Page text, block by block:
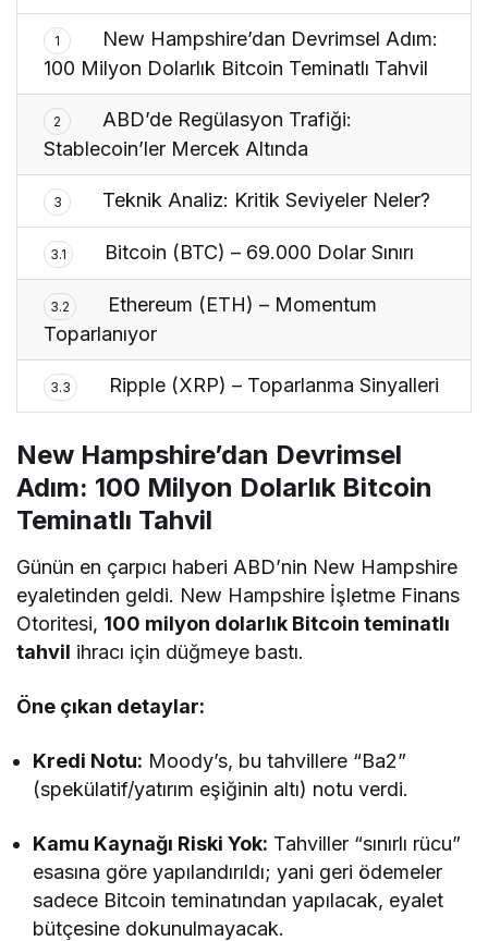
1
New Hampshire’dan Devrimsel Adım:
100 Milyon Dolarlık Bitcoin Teminatlı Tahvil
2
ABD’de Regülasyon Trafiği:
Stablecoin’ler Mercek Altında
3 Teknik Analiz: Kritik Seviyeler Neler?
3.1 Bitcoin (BTC) – 69.000 Dolar Sınırı
3.2
Ethereum (ETH) – Momentum
Toparlanıyor
3.3 Ripple (XRP) – Toparlanma Sinyalleri
New Hampshire’dan Devrimsel
Adım: 100 Milyon Dolarlık Bitcoin
Teminatlı Tahvil
Günün en çarpıcı haberi ABD’nin New Hampshire
eyaletinden geldi. New Hampshire İşletme Finans
Otoritesi, 100 milyon dolarlık Bitcoin teminatlı
tahvil ihracı için düğmeye bastı.
Öne çıkan detaylar:
Kredi Notu: Moody’s, bu tahvillere “Ba2”
(spekülatif/yatırım eşiğinin altı) notu verdi.
Kamu Kaynağı Riski Yok: Tahviller “sınırlı rücu”
esasına göre yapılandırıldı; yani geri ödemeler
sadece Bitcoin teminatından yapılacak, eyalet
bütçesine dokunulmayacak.